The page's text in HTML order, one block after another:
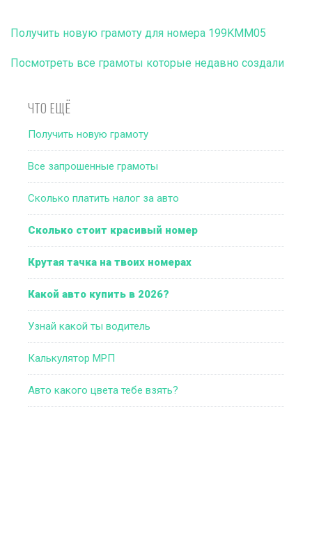
Получить новую грамоту для номера 199KMM05
Посмотреть все грамоты которые недавно создали
ЧТО ЕЩЁ
Получить новую грамоту
Все запрошенные грамоты
Сколько платить налог за авто
Сколько стоит красивый номер
Крутая тачка на твоих номерах
Какой авто купить в 2026?
Узнай какой ты водитель
Калькулятор МРП
Авто какого цвета тебе взять?